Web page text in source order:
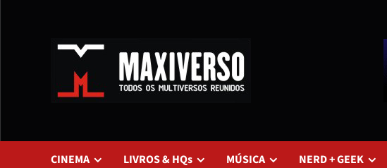
CINEMA LIVROS & HQs MÚSICA NERD + GEEK